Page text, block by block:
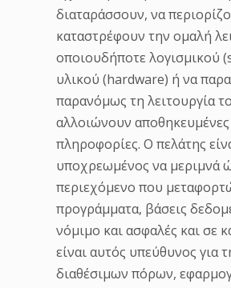
διαταράσσουν, να
καταστρέφουν την ομαλή
οποιουδήποτε λογισμικού
υλικού (hardware) ή να
παρανόμως τη λειτουργία
αλλοιώνουν
πληροφορίες. Ο πελάτης
υποχρεωμένος να μεριμνά
περιεχόμενο που
προγράμματα, βάσεις
νόμιμο και ασφαλές και σε
είναι αυτός υπεύθυνος για
διαθέσιμων πόρων,